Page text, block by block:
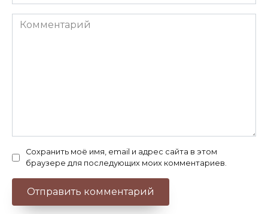
Комментарий
Сохранить моё имя, email и адрес сайта в этом
браузере для последующих моих комментариев.